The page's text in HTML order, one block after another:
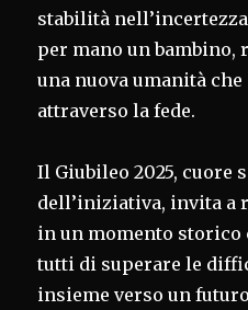
stabilità
per mano un bambino,
una nuova umanità
attraverso la fede.
Il Giubileo 2025, cuore
dell’iniziativa, invita a
in un momento storico
tutti di superare le
insieme verso un